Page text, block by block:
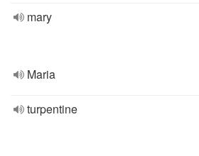
mary
Maria
turpentine